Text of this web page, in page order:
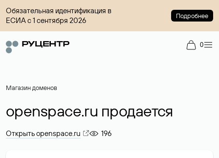
Обязательная идентификация в
ЕСИА с 1 сентября 2026
Подробнее
0
Магазин доменов
openspace.ru продается
Открыть openspace.ru 196